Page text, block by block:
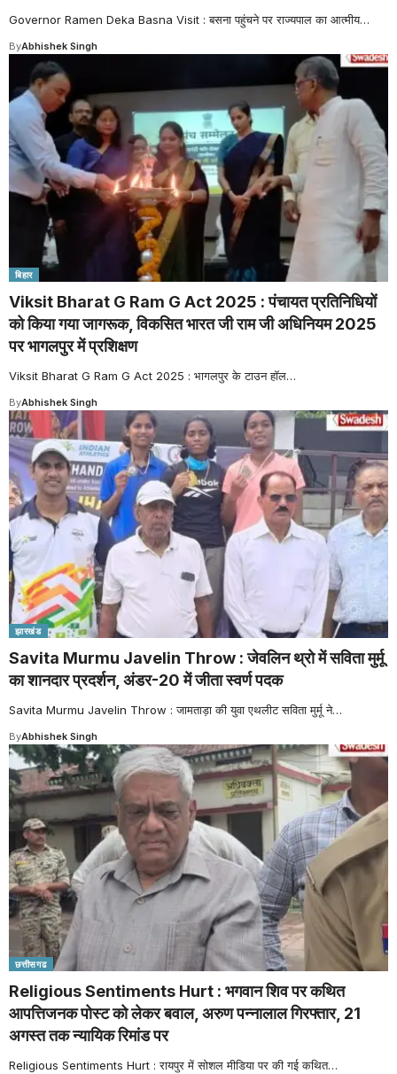
Governor Ramen Deka Basna Visit : बसना पहुंचने पर राज्यपाल का आत्मीय…
ByAbhishek Singh
बिहार
Viksit Bharat G Ram G Act 2025 : पंचायत प्रतिनिधियों
को किया गया जागरूक, विकसित भारत जी राम जी अधिनियम 2025
पर भागलपुर में प्रशिक्षण
Viksit Bharat G Ram G Act 2025 : भागलपुर के टाउन हॉल…
ByAbhishek Singh
झारखंड
Savita Murmu Javelin Throw : जेवलिन थ्रो में सविता मुर्मू
का शानदार प्रदर्शन, अंडर-20 में जीता स्वर्ण पदक
Savita Murmu Javelin Throw : जामताड़ा की युवा एथलीट सविता मुर्मू ने…
ByAbhishek Singh
छत्तीसगढ
Religious Sentiments Hurt : भगवान शिव पर कथित
आपत्तिजनक पोस्ट को लेकर बवाल, अरुण पन्नालाल गिरफ्तार, 21
अगस्त तक न्यायिक रिमांड पर
Religious Sentiments Hurt : रायपुर में सोशल मीडिया पर की गई कथित…